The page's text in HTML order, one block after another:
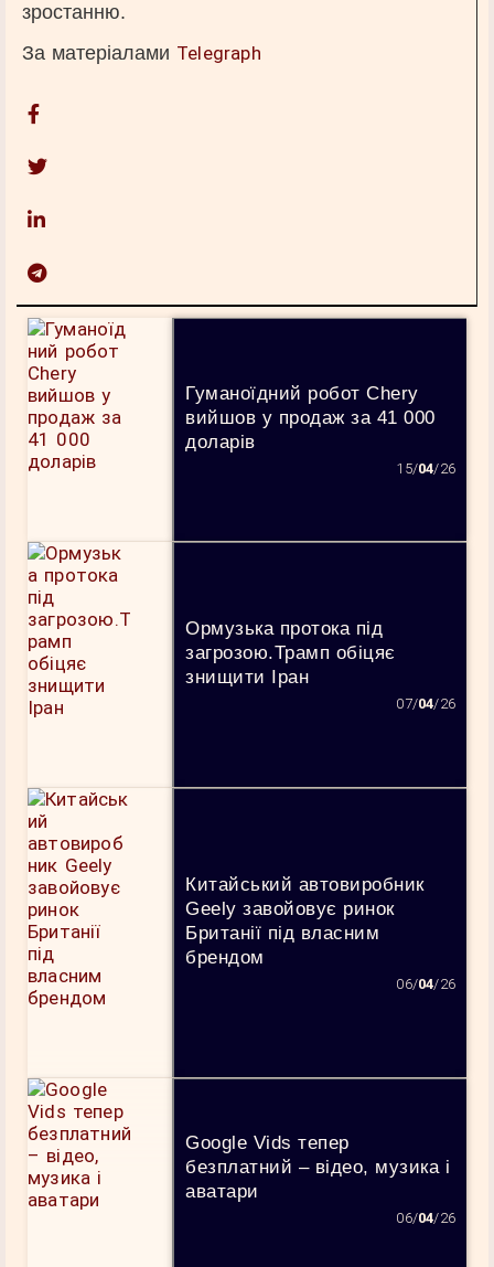
зростанню.
За матеріалами Telegraph
Гуманоїдний робот Chery
вийшов у продаж за 41 000
доларів
15/04/26
Ормузька протока під
загрозою.Трамп обіцяє
знищити Іран
07/04/26
Китайський автовиробник
Geely завойовує ринок
Британії під власним
брендом
06/04/26
Google Vids тепер
безплатний – відео, музика і
аватари
06/04/26